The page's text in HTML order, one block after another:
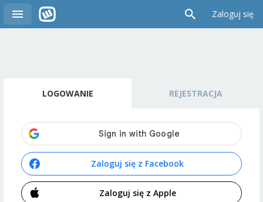
Zaloguj się
LOGOWANIE REJESTRACJA
Zaloguj się z Facebook
Zaloguj się z Apple